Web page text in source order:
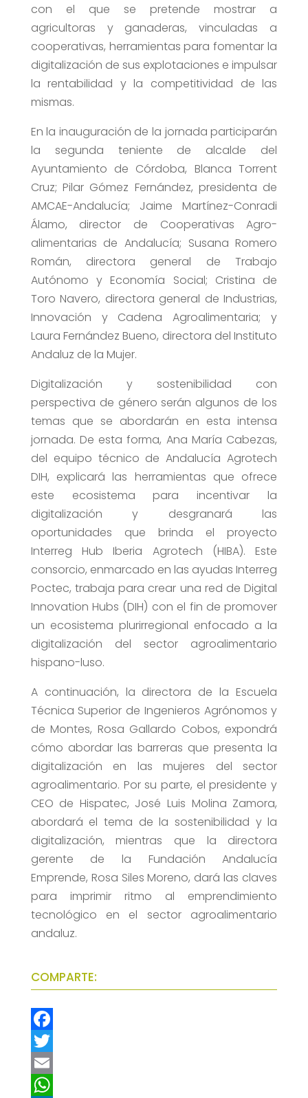
con el que se pretende mostrar a
agricultoras y ganaderas, vinculadas a
cooperativas, herramientas para fomentar la
digitalización de sus explotaciones e impulsar
la rentabilidad y la competitividad de las
mismas.
En la inauguración de la jornada participarán
la segunda teniente de alcalde del
Ayuntamiento de Córdoba, Blanca Torrent
Cruz; Pilar Gómez Fernández, presidenta de
AMCAE-Andalucía; Jaime Martínez-Conradi
Álamo, director de Cooperativas Agro-
alimentarias de Andalucía; Susana Romero
Román, directora general de Trabajo
Autónomo y Economía Social; Cristina de
Toro Navero, directora general de Industrias,
Innovación y Cadena Agroalimentaria; y
Laura Fernández Bueno, directora del Instituto
Andaluz de la Mujer.
Digitalización y sostenibilidad con
perspectiva de género serán algunos de los
temas que se abordarán en esta intensa
jornada. De esta forma, Ana María Cabezas,
del equipo técnico de Andalucía Agrotech
DIH, explicará las herramientas que ofrece
este ecosistema para incentivar la
digitalización y desgranará las
oportunidades que brinda el proyecto
Interreg Hub Iberia Agrotech (HIBA). Este
consorcio, enmarcado en las ayudas Interreg
Poctec, trabaja para crear una red de Digital
Innovation Hubs (DIH) con el fin de promover
un ecosistema plurirregional enfocado a la
digitalización del sector agroalimentario
hispano-luso.
A continuación, la directora de la Escuela
Técnica Superior de Ingenieros Agrónomos y
de Montes, Rosa Gallardo Cobos, expondrá
cómo abordar las barreras que presenta la
digitalización en las mujeres del sector
agroalimentario. Por su parte, el presidente y
CEO de Hispatec, José Luis Molina Zamora,
abordará el tema de la sostenibilidad y la
digitalización, mientras que la directora
gerente de la Fundación Andalucía
Emprende, Rosa Siles Moreno, dará las claves
para imprimir ritmo al emprendimiento
tecnológico en el sector agroalimentario
andaluz.
COMPARTE:
F
a
c
T
w
E